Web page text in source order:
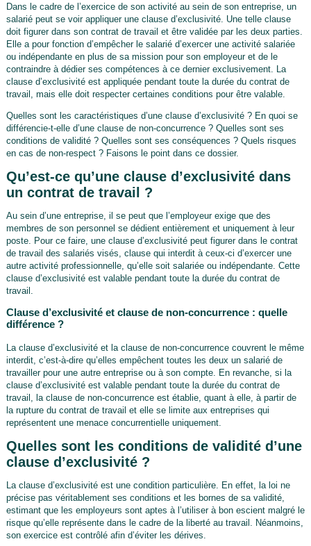
Dans le cadre de l’exercice de son activité au sein de son entreprise, un
salarié peut se voir appliquer une clause d’exclusivité. Une telle clause
doit figurer dans son contrat de travail et être validée par les deux parties.
Elle a pour fonction d’empêcher le salarié d’exercer une activité salariée
ou indépendante en plus de sa mission pour son employeur et de le
contraindre à dédier ses compétences à ce dernier exclusivement. La
clause d’exclusivité est appliquée pendant toute la durée du contrat de
travail, mais elle doit respecter certaines conditions pour être valable.
Quelles sont les caractéristiques d’une clause d’exclusivité ? En quoi se
différencie-t-elle d’une clause de non-concurrence ? Quelles sont ses
conditions de validité ? Quelles sont ses conséquences ? Quels risques
en cas de non-respect ? Faisons le point dans ce dossier.
Qu’est-ce qu’une clause d’exclusivité dans
un contrat de travail ?
Au sein d’une entreprise, il se peut que l’employeur exige que des
membres de son personnel se dédient entièrement et uniquement à leur
poste. Pour ce faire, une clause d’exclusivité peut figurer dans le contrat
de travail des salariés visés, clause qui interdit à ceux-ci d’exercer une
autre activité professionnelle, qu’elle soit salariée ou indépendante. Cette
clause d’exclusivité est valable pendant toute la durée du contrat de
travail.
Clause d’exclusivité et clause de non-concurrence : quelle
différence ?
La clause d’exclusivité et la clause de non-concurrence couvrent le même
interdit, c’est-à-dire qu’elles empêchent toutes les deux un salarié de
travailler pour une autre entreprise ou à son compte. En revanche, si la
clause d’exclusivité est valable pendant toute la durée du contrat de
travail, la clause de non-concurrence est établie, quant à elle, à partir de
la rupture du contrat de travail et elle se limite aux entreprises qui
représentent une menace concurrentielle uniquement.
Quelles sont les conditions de validité d’une
clause d’exclusivité ?
La clause d’exclusivité est une condition particulière. En effet, la loi ne
précise pas véritablement ses conditions et les bornes de sa validité,
estimant que les employeurs sont aptes à l’utiliser à bon escient malgré le
risque qu’elle représente dans le cadre de la liberté au travail. Néanmoins,
son exercice est contrôlé afin d’éviter les dérives.